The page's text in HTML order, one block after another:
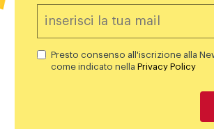
Smart Tech TV LED 32"
32hn01v3 high gloss
109,00 €
Presto consenso all'iscrizione alla
come indicato nella Privacy Policy